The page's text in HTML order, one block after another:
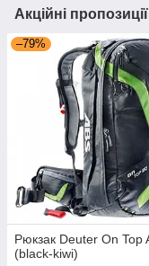
Акційні
–79%
Рюкзак Deuter On Top
(black-kiwi)